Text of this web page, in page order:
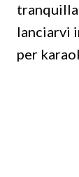
lanciarvi
per